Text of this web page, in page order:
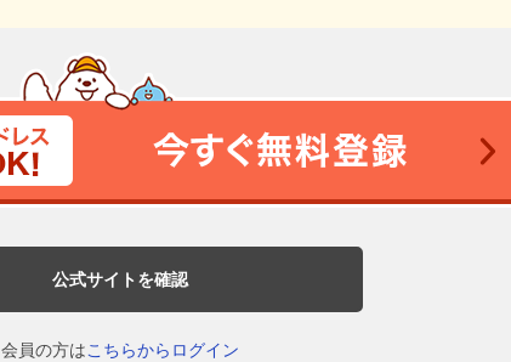
公式サイトを確認
会員の方はこちらからログイン